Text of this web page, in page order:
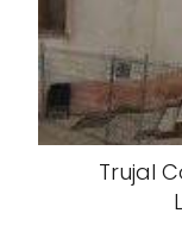
Trujal